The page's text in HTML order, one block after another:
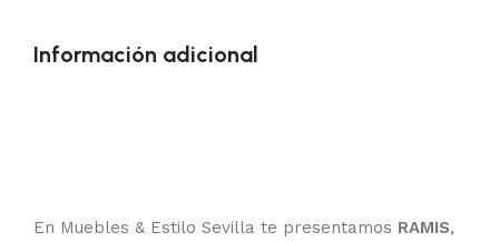
Información adicional
En Muebles & Estilo Sevilla te presentamos RAMIS,